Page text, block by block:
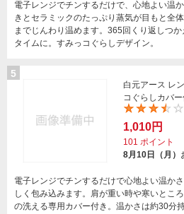
電子レンジでチンするだけで、心地よい温
きとセラミックのたっぷり蒸気が目もと全
までじんわり温めます。365回くり返しつ
タイムに。すみっコぐらしデザイン。
5
白元アース レ
コぐらしカバ
1,010円
101 ポイント
8月10日（月）
電子レンジでチンするだけで心地よい温か
しく包み込みます。肩が重い時や寒いとこ
の洗える専用カバー付き。温かさは約30分持